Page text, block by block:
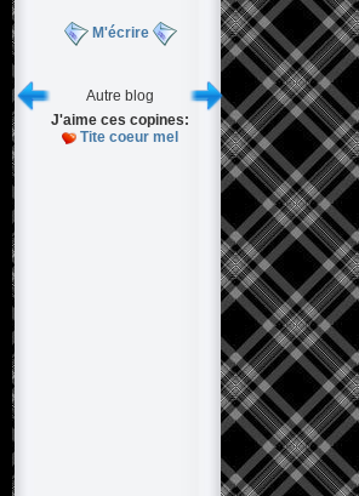
M'écrire
Autre blog
J'aime ces copines:
Tite coeur mel